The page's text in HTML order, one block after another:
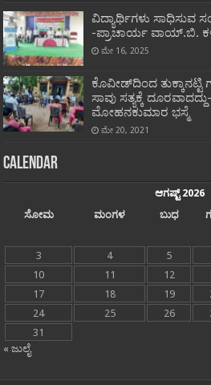
ವಿದ್ಯಾರ್ಥಿಗಳು ಸಾಧಿಸುವ
-ಪ್ರಾಚಾರ್ಯ ವಾಯ್.ಬಿ.
ಮೇ 16, 2025
ಕೊವೀಡ್‌ದಿಂದ ತುಕ್ಕಾನಟ್ಟಿ
ಸಾವು ಸತ್ಯಕ್ಕೆ
ಮೋಹನಕುಮಾರ ಭಸ್ಮೆ
ಮೇ 20, 2021
Calendar
ಆಗಷ್ಟ್ 2026
ಸೋಮ
ಮಂಗಳ ಬುಧ
3
4 5
10
11 12
17
18 19
24
25 26
31
« ಜುಲೈ